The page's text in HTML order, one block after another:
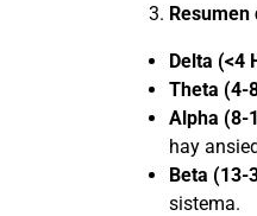
Resumen
Delta (<4
Theta (4-
Alpha (8-
hay
Beta (13-
sistema.